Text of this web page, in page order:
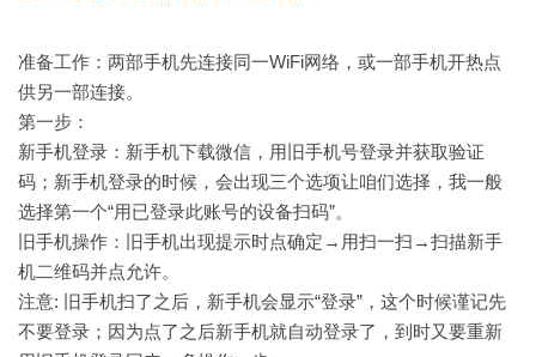
准备工作：两部手机先连接同一WiFi网络，或一部手机开热点
供另一部连接。
第一步：
新手机登录：新手机下载微信，用旧手机号登录并获取验证
码；新手机登录的时候，会出现三个选项让咱们选择，我一般
选择第一个“用已登录此账号的设备扫码”。
旧手机操作：旧手机出现提示时点确定→用扫一扫→扫描新手
机二维码并点允许。
注意: 旧手机扫了之后，新手机会显示“登录”，这个时候谨记先
不要登录；因为点了之后新手机就自动登录了，到时又要重新